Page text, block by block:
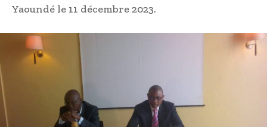
Yaoundé le 11 décembre 2023.